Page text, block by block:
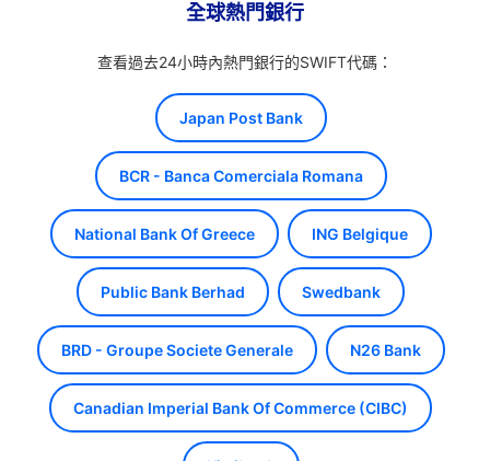
全球熱門銀行
查看過去24小時內熱門銀行的SWIFT代碼：
Japan Post Bank
BCR - Banca Comerciala Romana
National Bank Of Greece ING Belgique
Public Bank Berhad Swedbank
BRD - Groupe Societe Generale N26 Bank
Canadian Imperial Bank Of Commerce (CIBC)